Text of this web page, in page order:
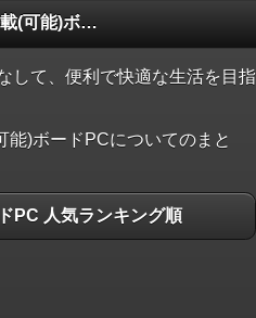
Android搭載(可能)ボードPC
して、便利で快適な生活を目指
能)ボードPCについてのまと
PC 人気ランキング順